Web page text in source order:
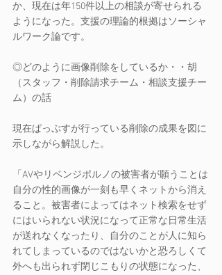
か、現在は年150件以上の相談が寄せられる
ようになった。支援の理論的根拠はソーシャ
ルワーク論です。
◎どのように画像削除をしているか・・胡
（スタッフ・削除請求チーム・相談支援チー
ム）の話
現在ぱっぷすが行っている削除の成果を図に
示しながら解説した。
「AVやリベンジポルノの被害者が願うことは
自分の性的画像が一刻も早くネットから消え
ること。被害者によってはネット検索をせず
にはいられない状況になって正常な日常生活
が送れなくなったり、自分のことが人に知ら
れてしまっているのではないかと恐ろしくて
外へも出られず閉じこもりの状態になった、